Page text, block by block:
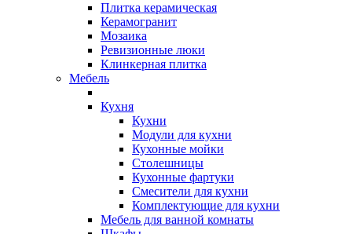
Плитка керамическая
Керамогранит
Мозаика
Ревизионные люки
Клинкерная плитка
Мебель
Кухня
Кухни
Модули для кухни
Кухонные мойки
Столешницы
Кухонные фартуки
Смесители для кухни
Комплектующие для кухни
Мебель для ванной комнаты